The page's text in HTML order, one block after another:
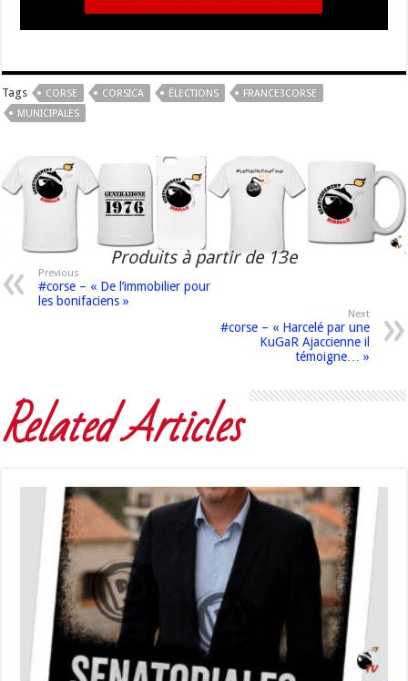
Tags CORSE CORSICA ÉLECTIONS
FRANCE3CORSE
MUNICIPALES
Produits à partir de 13e
Previous
#corse – « De l’immobilier pour
les bonifaciens »
Next
#corse – « Harcelé par une
KuGaR Ajaccienne il
témoigne… »
Related Articles